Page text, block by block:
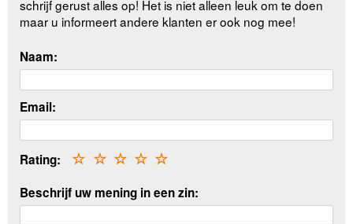
schrijf gerust alles op! Het is niet alleen leuk om te doen
maar u informeert andere klanten er ook nog mee!
Naam:
Email:
Rating: ☆
☆
☆
☆
☆
Beschrijf uw mening in een zin: